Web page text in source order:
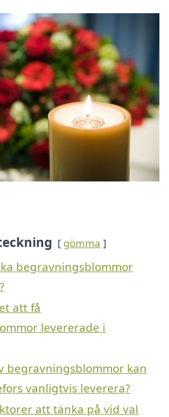
gömma
begravningsblommor
att få
levererade i
begravningsblommor kan
vanligtvis leverera?
att tänka på vid val